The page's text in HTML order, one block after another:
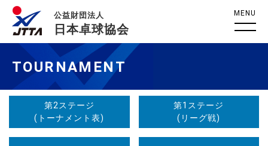
公益財団法人
日本卓球協会
MENU
TOURNAMENT
第2ステージ
(トーナメント表)
第1ステージ
(リーグ戦)